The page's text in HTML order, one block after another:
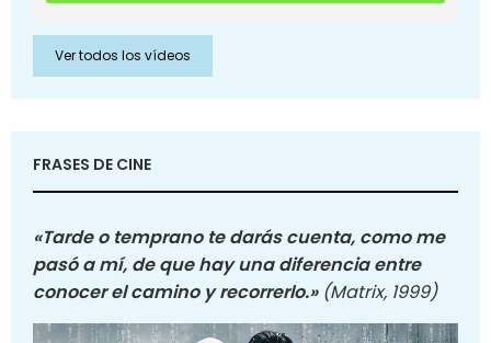
Ver todos los vídeos
FRASES DE CINE
«Tarde o temprano te darás cuenta, como me
pasó a mí, de que hay una diferencia entre
conocer el camino y recorrerlo.» (Matrix, 1999)